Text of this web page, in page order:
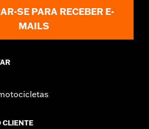
SE PARA RECEBER E-
MAILS
CLIENTE